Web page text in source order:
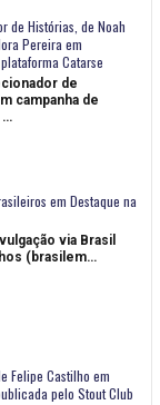
de Histórias, de Noah
Pereira em
Catarse
de
campanha de
…
em Destaque na
via Brasil
(brasilem…
Felipe Castilho em
pelo Stout Club